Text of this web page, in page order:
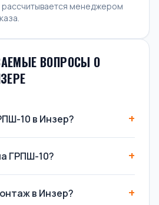
менеджером
ВОПРОСЫ О
10 в Инзер?
ГРПШ-10?
в Инзер?